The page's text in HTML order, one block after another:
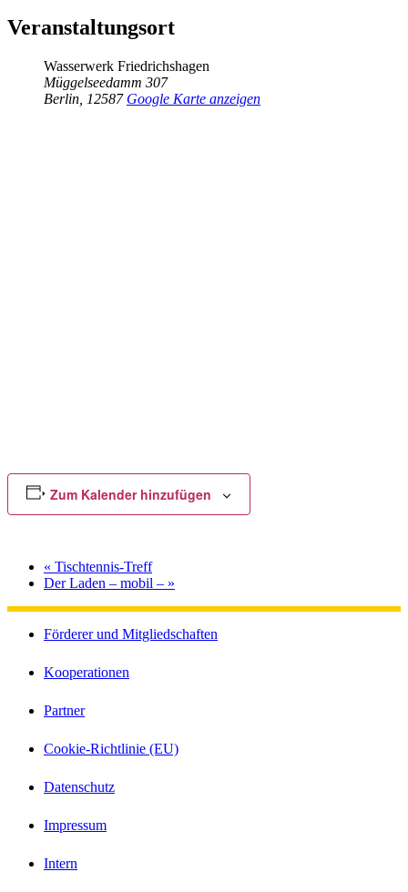
Veranstaltungsort
Wasserwerk Friedrichshagen
Müggelseedamm 307
Berlin 12587 Google Karte anzeigen
Zum Kalender hinzufügen
« Tischtennis-Treff
Der Laden – mobil – »
Förderer und Mitgliedschaften
Kooperationen
Partner
Cookie-Richtlinie (EU)
Datenschutz
Impressum
Intern